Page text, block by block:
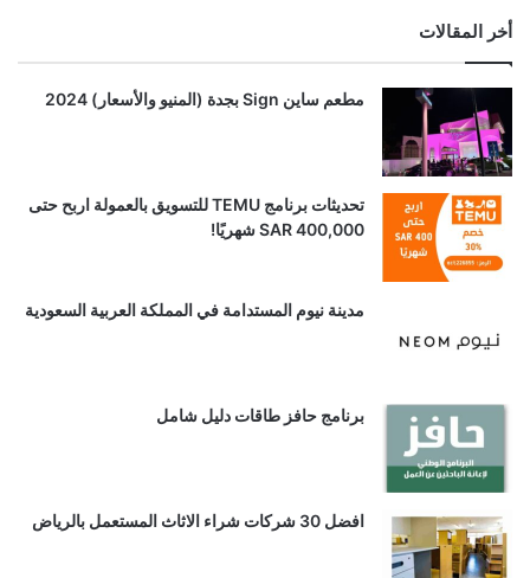
أخر المقالات
مطعم ساين Sign بجدة (المنيو والأسعار) 2024
تحديثات برنامج TEMU للتسويق بالعمولة اربح حتى
SAR 400,000 شهريًا!
مدينة نيوم المستدامة في المملكة العربية السعودية
برنامج حافز طاقات دليل شامل
افضل 30 شركات شراء الاثاث المستعمل بالرياض